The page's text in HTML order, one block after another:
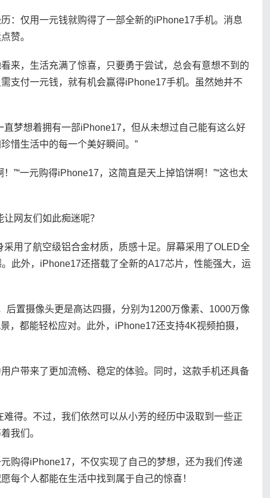
：仅用一元钱就购得了一部全新的iPhone17手机。消息
赞。
来，生活充满了惊喜，只要勇于尝试，总会有意想不到的
支付一元钱，就有机会赢得iPhone17手机。虽然她并不
梦想着拥有一部iPhone17，但从未想过自己能有这么好
惜生活中的每一个美好瞬间。”
”“一元购得iPhone17，这简直是天上掉馅饼啊！”“这也太
网友们如此痴迷呢？
用了航空级铝合金材质，质感十足。屏幕采用了OLED全
此外，iPhone17还搭载了全新的A17芯片，性能强大，运
置摄像头更是高达四摄，分别为1200万像素、1000万像
，都能轻松应对。此外，iPhone17还支持4K视频拍摄，
户带来了更加流畅、稳定的体验。同时，这款手机还具备
得。不过，我们依然可以从小芳的经历中汲取到一些正
我们。
购得iPhone17，不仅实现了自己的梦想，还为我们传递
每个人都能在生活中找到属于自己的惊喜！